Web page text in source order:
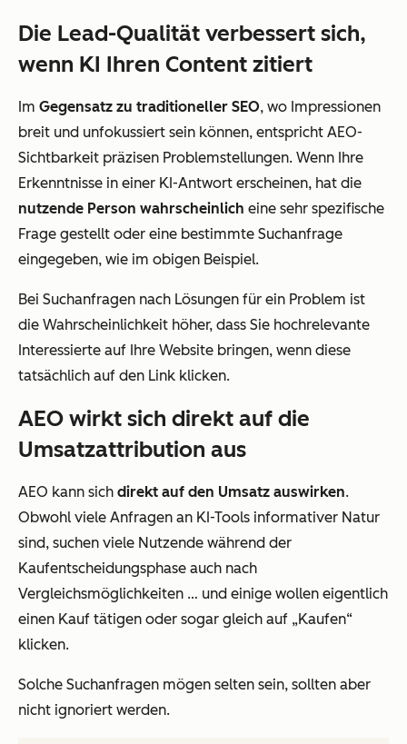
Die Lead-Qualität verbessert sich,
wenn KI Ihren Content zitiert
Im Gegensatz zu traditioneller SEO, wo Impressionen
breit und unfokussiert sein können, entspricht AEO-
Sichtbarkeit präzisen Problemstellungen. Wenn Ihre
Erkenntnisse in einer KI-Antwort erscheinen, hat die
nutzende Person wahrscheinlich eine sehr spezifische
Frage gestellt oder eine bestimmte Suchanfrage
eingegeben, wie im obigen Beispiel.
Bei Suchanfragen nach Lösungen für ein Problem ist
die Wahrscheinlichkeit höher, dass Sie hochrelevante
Interessierte auf Ihre Website bringen, wenn diese
tatsächlich auf den Link klicken.
AEO wirkt sich direkt auf die
Umsatzattribution aus
AEO kann sich direkt auf den Umsatz auswirken.
Obwohl viele Anfragen an KI-Tools informativer Natur
sind, suchen viele Nutzende während der
Kaufentscheidungsphase auch nach
Vergleichsmöglichkeiten … und einige wollen eigentlich
einen Kauf tätigen oder sogar gleich auf „Kaufen“
klicken.
Solche Suchanfragen mögen selten sein, sollten aber
nicht ignoriert werden.